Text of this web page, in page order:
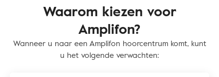
Waarom kiezen voor
Amplifon?
Wanneer u naar een Amplifon hoorcentrum komt, kunt
u het volgende verwachten: